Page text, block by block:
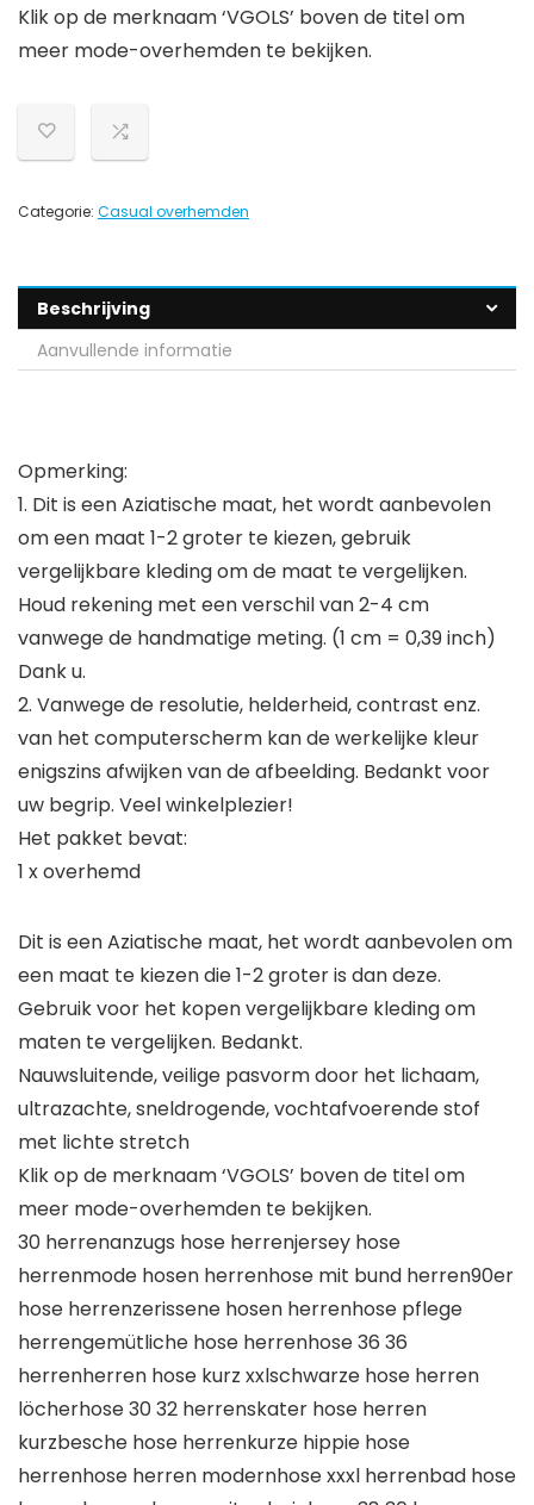
Klik op de merknaam ‘VGOLS’ boven de titel om
meer mode-overhemden te bekijken.
Categorie: Casual overhemden
Beschrijving
Aanvullende informatie
Opmerking:
1. Dit is een Aziatische maat, het wordt aanbevolen
om een maat 1-2 groter te kiezen, gebruik
vergelijkbare kleding om de maat te vergelijken.
Houd rekening met een verschil van 2-4 cm
vanwege de handmatige meting. (1 cm = 0,39 inch)
Dank u.
2. Vanwege de resolutie, helderheid, contrast enz.
van het computerscherm kan de werkelijke kleur
enigszins afwijken van de afbeelding. Bedankt voor
uw begrip. Veel winkelplezier!
Het pakket bevat:
1 x overhemd
Dit is een Aziatische maat, het wordt aanbevolen om
een maat te kiezen die 1-2 groter is dan deze.
Gebruik voor het kopen vergelijkbare kleding om
maten te vergelijken. Bedankt.
Nauwsluitende, veilige pasvorm door het lichaam,
ultrazachte, sneldrogende, vochtafvoerende stof
met lichte stretch
Klik op de merknaam ‘VGOLS’ boven de titel om
meer mode-overhemden te bekijken.
30 herrenanzugs hose herrenjersey hose
herrenmode hosen herrenhose mit bund herren90er
hose herrenzerissene hosen herrenhose pflege
herrengemütliche hose herrenhose 36 36
herrenherren hose kurz xxlschwarze hose herren
löcherhose 30 32 herrenskater hose herren
kurzbesche hose herrenkurze hippie hose
herrenhose herren modernhose xxxl herrenbad hose